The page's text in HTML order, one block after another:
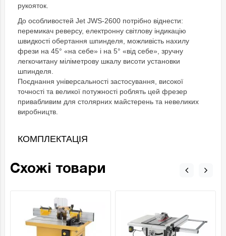
рукояток.
До особливостей Jet JWS-2600 потрібно віднести:
перемикач реверсу, електронну світлову індикацію
швидкості обертання шпинделя, можливість нахилу
фрези на 45° «на себе» і на 5° «від себе», зручну
легкочитану міліметрову шкалу висоти установки
шпинделя.
Поєднання універсальності застосування, високої
точності та великої потужності роблять цей фрезер
привабливим для столярних майстерень та невеликих
виробництв.
КОМПЛЕКТАЦІЯ
Схожі товари